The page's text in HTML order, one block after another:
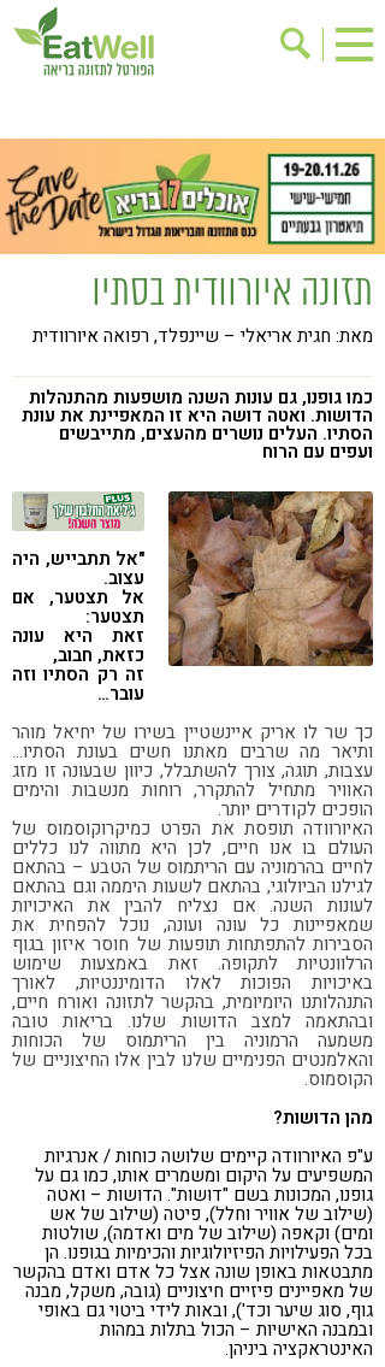
בישול בריא
אינדקס עסקים
ריפוי ומניעת מחלות
בריאות האישה
תוספי תזונה
מתכוני בריאות
אירועים
שינוי תזונתי
גישות בתזונה
דיאטה
ניקוי רעלים
מזונות על
ילדים
תזונה וספורט
רגישות לגלוטן
טעים להכיר
קורונה
טבעונות
תזונה איורוודית בסתיו
מאת: חגית אריאלי – שיינפלד, רפואה איורוודית
כמו גופנו, גם עונות השנה מושפעות מהתנהלות
הדושות. ואטה דושה היא זו המאפיינת את עונת
הסתיו. העלים נושרים מהעצים, מתייבשים
ועפים עם הרוח
"אל תתבייש, היה
עצוב.
אל תצטער, אם
תצטער:
זאת היא עונה
כזאת, חבוב,
זה רק הסתיו וזה
עובר…
כך שר לו אריק איינשטיין בשירו של יחיאל מוהר
ותיאר מה שרבים מאתנו חשים בעונת הסתיו…
עצבות, תוגה, צורך להשתבלל, כיוון שבעונה זו מזג
האוויר מתחיל להתקרר, רוחות מנשבות והימים
הופכים לקודרים יותר.
האיורוודה תופסת את הפרט כמיקרוקוסמוס של
העולם בו אנו חיים, לכן היא מתווה לנו כללים
לחיים בהרמוניה עם הריתמוס של הטבע – בהתאם
לגילנו הביולוגי, בהתאם לשעות היממה וגם בהתאם
לעונות השנה. אם נצליח להבין את האיכויות
שמאפיינות כל עונה ועונה, נוכל להפחית את
הסבירות להתפתחות תופעות של חוסר איזון בגוף
הרלוונטיות לתקופה. זאת באמצעות שימוש
באיכויות הפוכות לאלו הדומיננטיות, לאורך
התנהלותנו היומיומית, בהקשר לתזונה ואורח חיים,
ובהתאמה למצב הדושות שלנו. בריאות טובה
משמעה הרמוניה בין הריתמוס של הכוחות
והאלמנטים הפנימיים שלנו לבין אלו החיצוניים של
הקוסמוס.
מהן הדושות?
ע"פ האיורוודה קיימים שלושה כוחות / אנרגיות
המשפיעים על היקום ומשמרים אותו, כמו גם על
גופנו, המכונות בשם "דושות". הדושות – ואטה
(שילוב של אוויר וחלל), פיטה (שילוב של אש
ומים) וקאפה (שילוב של מים ואדמה), שולטות
בכל הפעילויות הפיזיולוגיות והכימיות בגופנו. הן
מתבטאות באופן שונה אצל כל אדם ואדם בהקשר
של מאפיינים פיזיים חיצוניים (גובה, משקל, מבנה
גוף, סוג שיער וכד'), ובאות לידי ביטוי גם באופי
ובמבנה האישיות – הכול בתלות במהות
האינטראקציה ביניהן.